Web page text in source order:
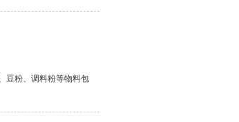
豆粉、调料粉等物料包